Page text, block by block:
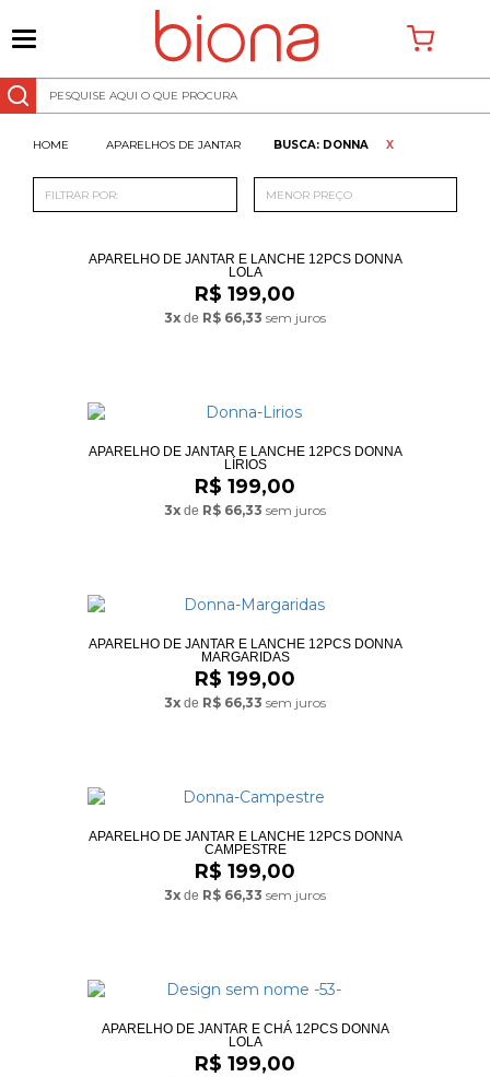
APARELHOS DE JANTAR BUSCA: DONNA X
FILTRAR POR: MENOR PREÇO
APARELHO DE JANTAR E LANCHE 12PCS DONNA
LOLA
R$ 199,00
3x de R$ 66,33 sem juros
APARELHO DE JANTAR E LANCHE 12PCS DONNA
LÍRIOS
R$ 199,00
3x de R$ 66,33 sem juros
APARELHO DE JANTAR E LANCHE 12PCS DONNA
MARGARIDAS
R$ 199,00
3x de R$ 66,33 sem juros
APARELHO DE JANTAR E LANCHE 12PCS DONNA
CAMPESTRE
R$ 199,00
3x de R$ 66,33 sem juros
APARELHO DE JANTAR E CHÁ 12PCS DONNA
LOLA
R$ 199,00